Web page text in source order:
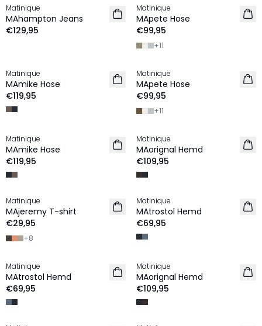
NEU
Matinique
MAhampton Jeans
€129,95
NEU
Matinique
MApete Hose
€99,95
+11
NEU
Matinique
MAmike Hose
€119,95
NEU
Matinique
MApete Hose
€99,95
+11
NEU
Matinique
MAmike Hose
€119,95
NEU
Matinique
MAorignal Hemd
€109,95
2 für €45
NEU
Matinique
MAjeremy T-shirt
€29,95
+8
2 for €120
NEU
Matinique
MAtrostol Hemd
€69,95
2 for €120
NEU
Matinique
MAtrostol Hemd
€69,95
NEU
Matinique
MAorignal Hemd
€109,95